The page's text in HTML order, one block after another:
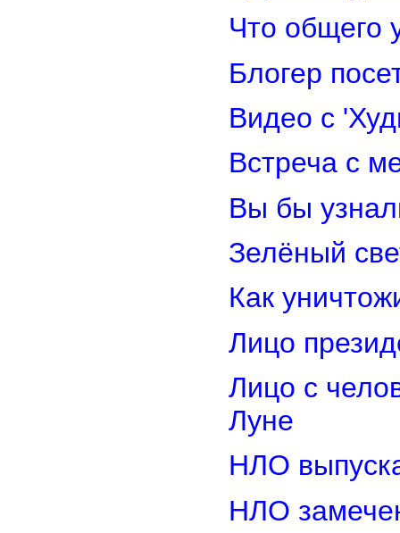
Что общего
Блогер
Видео с
Встреча с
Вы бы
Зелёный
Как
Лицо
Лицо с
Луне
НЛО
НЛО